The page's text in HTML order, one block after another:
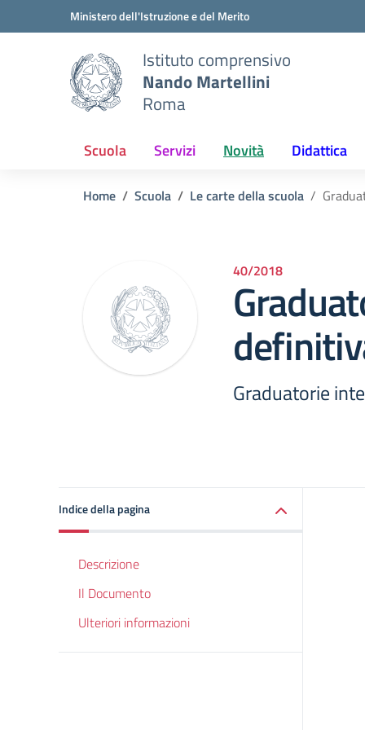
Vai ai contenuti
Vai al menu di navigazioneMinistero dell'Istruzione e del Merito
Istituto comprensivo
Nando Martellini
Roma
Scuola Servizi Novità Didattica
Home Scuola Le carte della scuola
40/2018
Graduatorie
Indice della pagina
Descrizione
Il Documento
Ulteriori informazioni